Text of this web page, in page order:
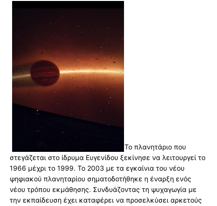
Το πλανητάριο που
στεγάζεται στο ίδρυμα Ευγενίδου ξεκίνησε να λειτουργεί το
1966 μέχρι το 1999. Το 2003 με τα εγκαίνια του νέου
ψηφιακού πλανηταρίου σηματοδοτήθηκε η έναρξη ενός
νέου τρόπου εκμάθησης. Συνδυάζοντας τη ψυχαγωγία με
την εκπαίδευση έχει καταφέρει να προσελκύσει αρκετούς